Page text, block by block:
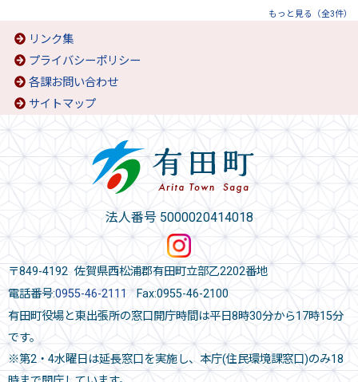
もっと見る（全3件）
リンク集
プライバシーポリシー
各課お問い合わせ
サイトマップ
法人番号 5000020414018
〒849-4192 佐賀県西松浦郡有田町立部乙2202番地
電話番号:0955-46-2111 Fax:0955-46-2100
有田町役場と東出張所の窓口開庁時間は平日8時30分から17時15分
です。
※第2・4水曜日は延長窓口を実施し、本庁(住民環境課窓口)のみ18